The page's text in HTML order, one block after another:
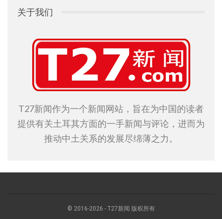
关于我们
T27新闻作为一个新闻网站，旨在为中国的读者
提供有关土耳其方面的一手新闻与评论，进而为
推动中土关系的发展尽绵薄之力。
© 2016-2026 - T27新闻 版权所有